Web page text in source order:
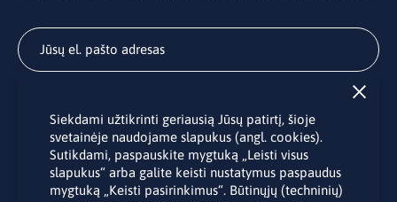
Užsakydami LINO biuro naujienlaiškį Jūs sutinkate su Jūsų
asmens duomenų tvarkymu pateiktu “Privatumo politikoje
Siekdami užtikrinti geriausią Jūsų patirtį, šioje
svetainėje naudojame slapukus (angl. cookies).
Sutikdami, paspauskite mygtuką „Leisti visus
slapukus“ arba galite keisti nustatymus paspaudus
mygtuką „Keisti pasirinkimus“. Būtinųjų (techninių)